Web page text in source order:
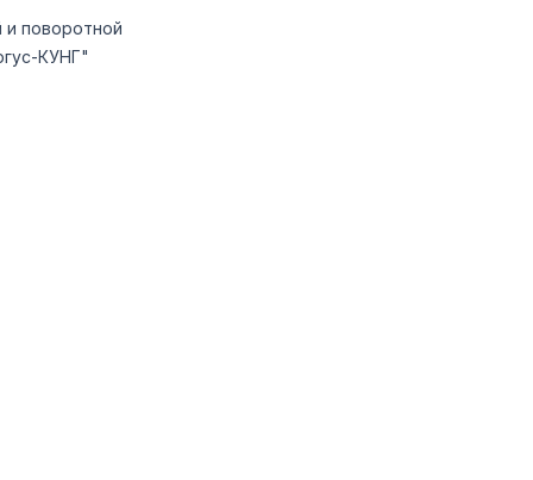
и поворотной
КУНГ"